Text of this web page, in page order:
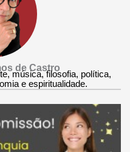
de Castro
música, filosofia, política,
e espiritualidade.